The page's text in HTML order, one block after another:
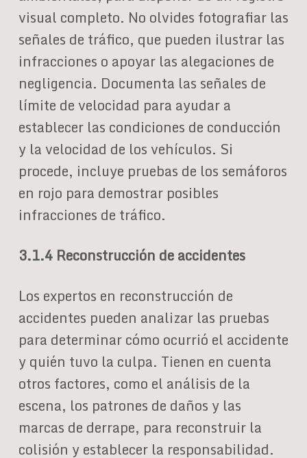
visual completo. No olvides fotografiar las
señales de tráfico, que pueden ilustrar las
infracciones o apoyar las alegaciones de
negligencia. Documenta las señales de
límite de velocidad para ayudar a
establecer las condiciones de conducción
y la velocidad de los vehículos. Si
procede, incluye pruebas de los semáforos
en rojo para demostrar posibles
infracciones de tráfico.
3.1.4 Reconstrucción de accidentes
Los expertos en reconstrucción de
accidentes pueden analizar las pruebas
para determinar cómo ocurrió el accidente
y quién tuvo la culpa. Tienen en cuenta
otros factores, como el análisis de la
escena, los patrones de daños y las
marcas de derrape, para reconstruir la
colisión y establecer la responsabilidad.